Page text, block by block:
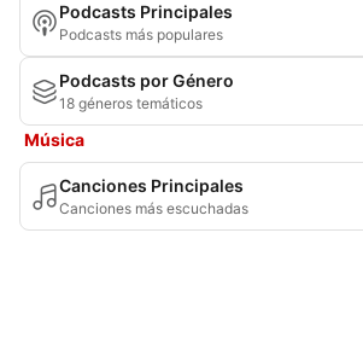
Podcasts Principales
Podcasts más populares
Podcasts por Género
18 géneros temáticos
Música
Canciones Principales
Canciones más escuchadas